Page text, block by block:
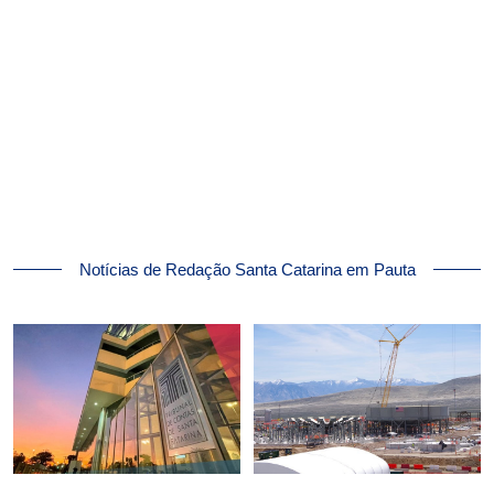
Notícias de Redação Santa Catarina em Pauta